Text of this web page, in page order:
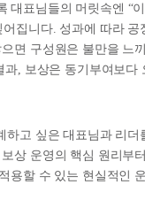
대표님들의 머릿속엔 “이
집니다. 성과에 따라 공
면 구성원은 불만을 느
과, 보상은 동기부여보다
하고 싶은 대표님과 리더
상 운영의 핵심 원리부
용할 수 있는 현실적인